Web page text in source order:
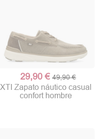
29,90 € 49,90 €
XTI Zapato náutico casual
confort hombre